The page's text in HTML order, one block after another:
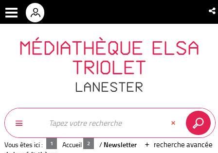
MÉDIATHÈQUE ELSA
TRIOLET
LANESTER
recherche avancée
Vous êtes ici : Accueil / Newsletter